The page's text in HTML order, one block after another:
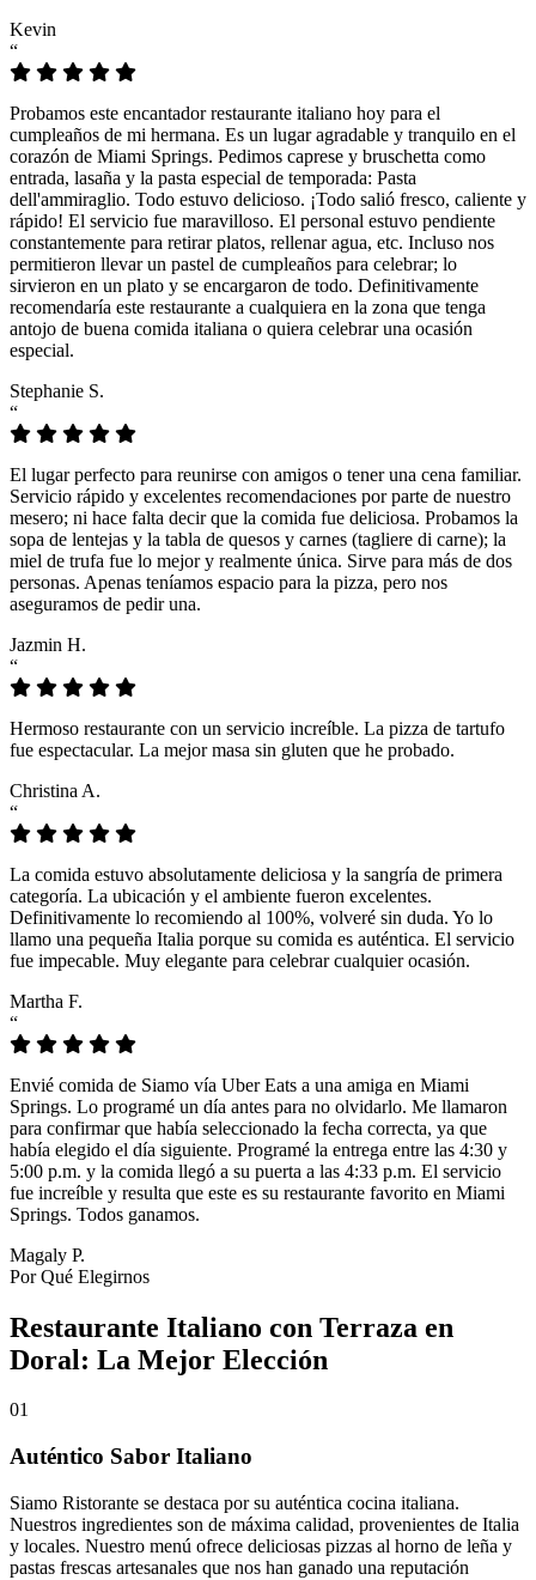
Kevin
“
Probamos este encantador restaurante italiano hoy para el
cumpleaños de mi hermana. Es un lugar agradable y tranquilo en el
corazón de Miami Springs. Pedimos caprese y bruschetta como
entrada, lasaña y la pasta especial de temporada: Pasta
dell'ammiraglio. Todo estuvo delicioso. ¡Todo salió fresco, caliente y
rápido! El servicio fue maravilloso. El personal estuvo pendiente
constantemente para retirar platos, rellenar agua, etc. Incluso nos
permitieron llevar un pastel de cumpleaños para celebrar; lo
sirvieron en un plato y se encargaron de todo. Definitivamente
recomendaría este restaurante a cualquiera en la zona que tenga
antojo de buena comida italiana o quiera celebrar una ocasión
especial.
Stephanie S.
“
El lugar perfecto para reunirse con amigos o tener una cena familiar.
Servicio rápido y excelentes recomendaciones por parte de nuestro
mesero; ni hace falta decir que la comida fue deliciosa. Probamos la
sopa de lentejas y la tabla de quesos y carnes (tagliere di carne); la
miel de trufa fue lo mejor y realmente única. Sirve para más de dos
personas. Apenas teníamos espacio para la pizza, pero nos
aseguramos de pedir una.
Jazmin H.
“
Hermoso restaurante con un servicio increíble. La pizza de tartufo
fue espectacular. La mejor masa sin gluten que he probado.
Christina A.
“
La comida estuvo absolutamente deliciosa y la sangría de primera
categoría. La ubicación y el ambiente fueron excelentes.
Definitivamente lo recomiendo al 100%, volveré sin duda. Yo lo
llamo una pequeña Italia porque su comida es auténtica. El servicio
fue impecable. Muy elegante para celebrar cualquier ocasión.
Martha F.
“
Envié comida de Siamo vía Uber Eats a una amiga en Miami
Springs. Lo programé un día antes para no olvidarlo. Me llamaron
para confirmar que había seleccionado la fecha correcta, ya que
había elegido el día siguiente. Programé la entrega entre las 4:30 y
5:00 p.m. y la comida llegó a su puerta a las 4:33 p.m. El servicio
fue increíble y resulta que este es su restaurante favorito en Miami
Springs. Todos ganamos.
Magaly P.
Por Qué Elegirnos
Restaurante Italiano con Terraza en
Doral: La Mejor Elección
01
Auténtico Sabor Italiano
Siamo Ristorante se destaca por su auténtica cocina italiana.
Nuestros ingredientes son de máxima calidad, provenientes de Italia
y locales. Nuestro menú ofrece deliciosas pizzas al horno de leña y
pastas frescas artesanales que nos han ganado una reputación